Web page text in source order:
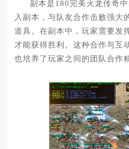
副本是180完美火龙传奇
入副本，与队友合作击败强大
道具。在副本中，玩家需要发
才能获得胜利。这种合作与互
也培养了玩家之间的团队合作